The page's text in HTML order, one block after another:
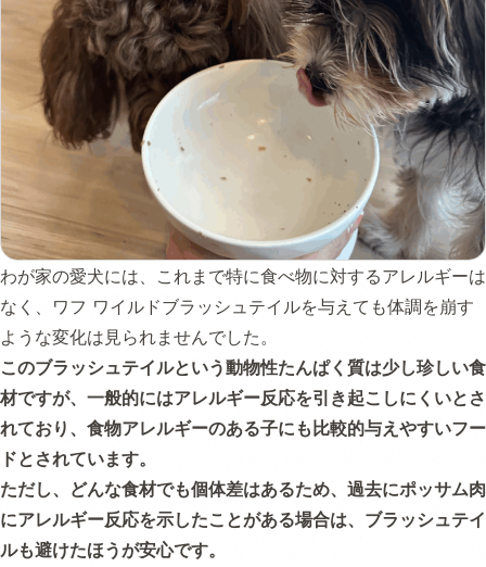
わが家の愛犬には、これまで特に食べ物に対するアレルギーは
なく、ワフ ワイルドブラッシュテイルを与えても体調を崩す
ような変化は見られませんでした。
このブラッシュテイルという動物性たんぱく質は少し珍しい食
材ですが、一般的にはアレルギー反応を引き起こしにくいとさ
れており、食物アレルギーのある子にも比較的与えやすいフー
ドとされています。
ただし、どんな食材でも個体差はあるため、過去にポッサム肉
にアレルギー反応を示したことがある場合は、ブラッシュテイ
ルも避けたほうが安心です。